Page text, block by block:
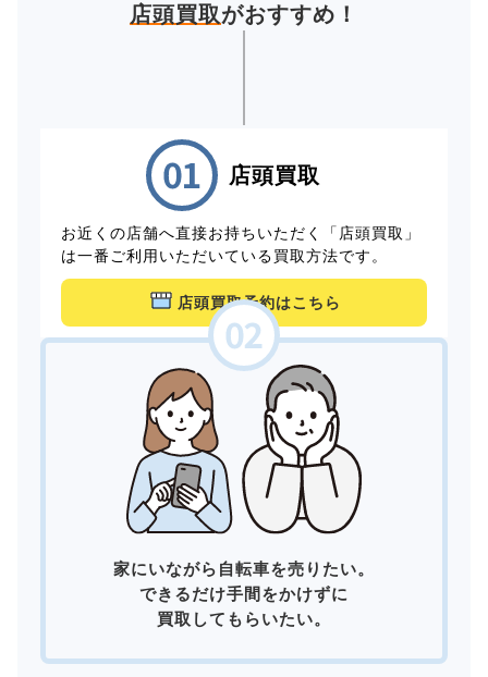
店頭買取がおすすめ！
店頭買取
お近くの店舗へ直接お持ちいただく「店頭買取」
は一番ご利用いただいている買取方法です。
店頭買取予約はこちら
家にいながら自転車を売りたい。
できるだけ手間をかけずに
買取してもらいたい。